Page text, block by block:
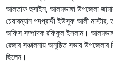
আলতাফ হুসাইন, আলমডাঙ্গা উপজেলা
চেয়ারম্যান পদপ্রার্থী ইউসুফ আলী মাস্টার,
অফিস সম্পাদক রফিকুল ইসলাম।
রেজার সঞ্চালনায় অনুষ্ঠিত সভায়
ছিলেন।